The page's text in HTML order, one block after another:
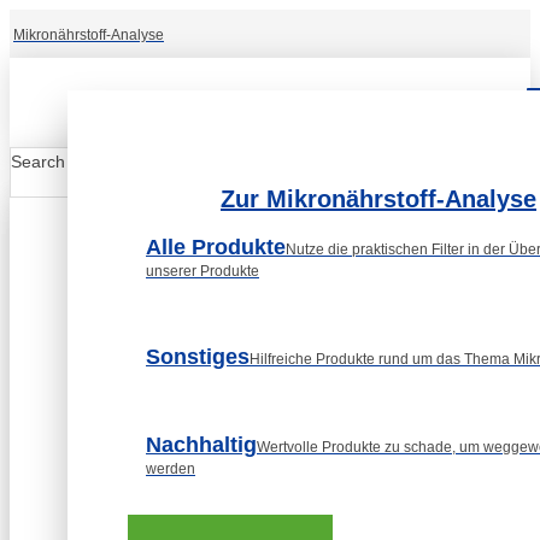
Mikronährstoff-Analyse
Search
Zur Mikronährstoff-Analyse
Alle ProdukteNutze die praktischen Filter in der
unserer Produkte
SonstigesHilfreiche Produkte rund um das Thema
NachhaltigWertvolle Produkte zu schade, um
werden